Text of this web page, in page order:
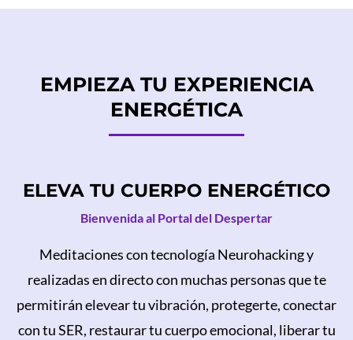
EMPIEZA TU EXPERIENCIA
ENERGÉTICA
ELEVA TU CUERPO ENERGÉTICO
Bienvenida al Portal del Despertar
Meditaciones con tecnología Neurohacking y
realizadas en directo con muchas personas que te
permitirán elevear tu vibración, protegerte, conectar
con tu SER, restaurar tu cuerpo emocional, liberar tu